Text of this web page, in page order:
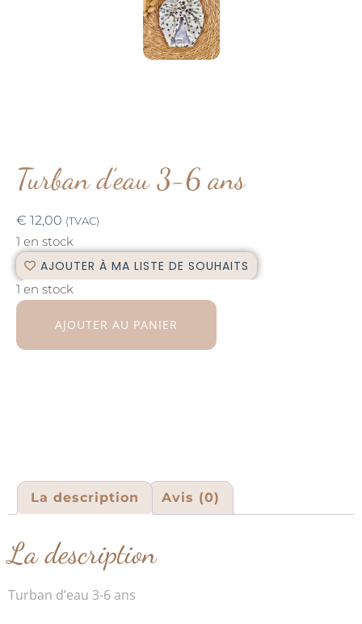
Turban d’eau 3-6 ans
€ 12,00 (TVAC)
1 en stock
AJOUTER À MA LISTE DE SOUHAITS
1 en stock
AJOUTER AU PANIER
La description Avis (0)
La description
Turban d’eau 3-6 ans